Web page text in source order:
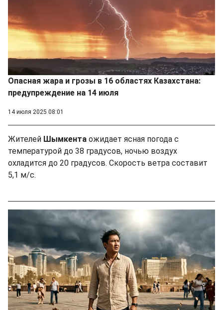
Опасная жара и грозы в 16 областях Казахстана:
предупреждение на 14 июля
14 июля 2025 08:01
Жителей Шымкента ожидает ясная погода с
температурой до 38 градусов, ночью воздух
охладится до 20 градусов. Скорость ветра составит
5,1 м/с.